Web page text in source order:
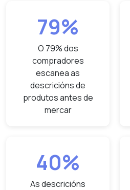
79%
O 79% dos
compradores
escanea as
descricións de
produtos antes de
mercar
40%
As descricións